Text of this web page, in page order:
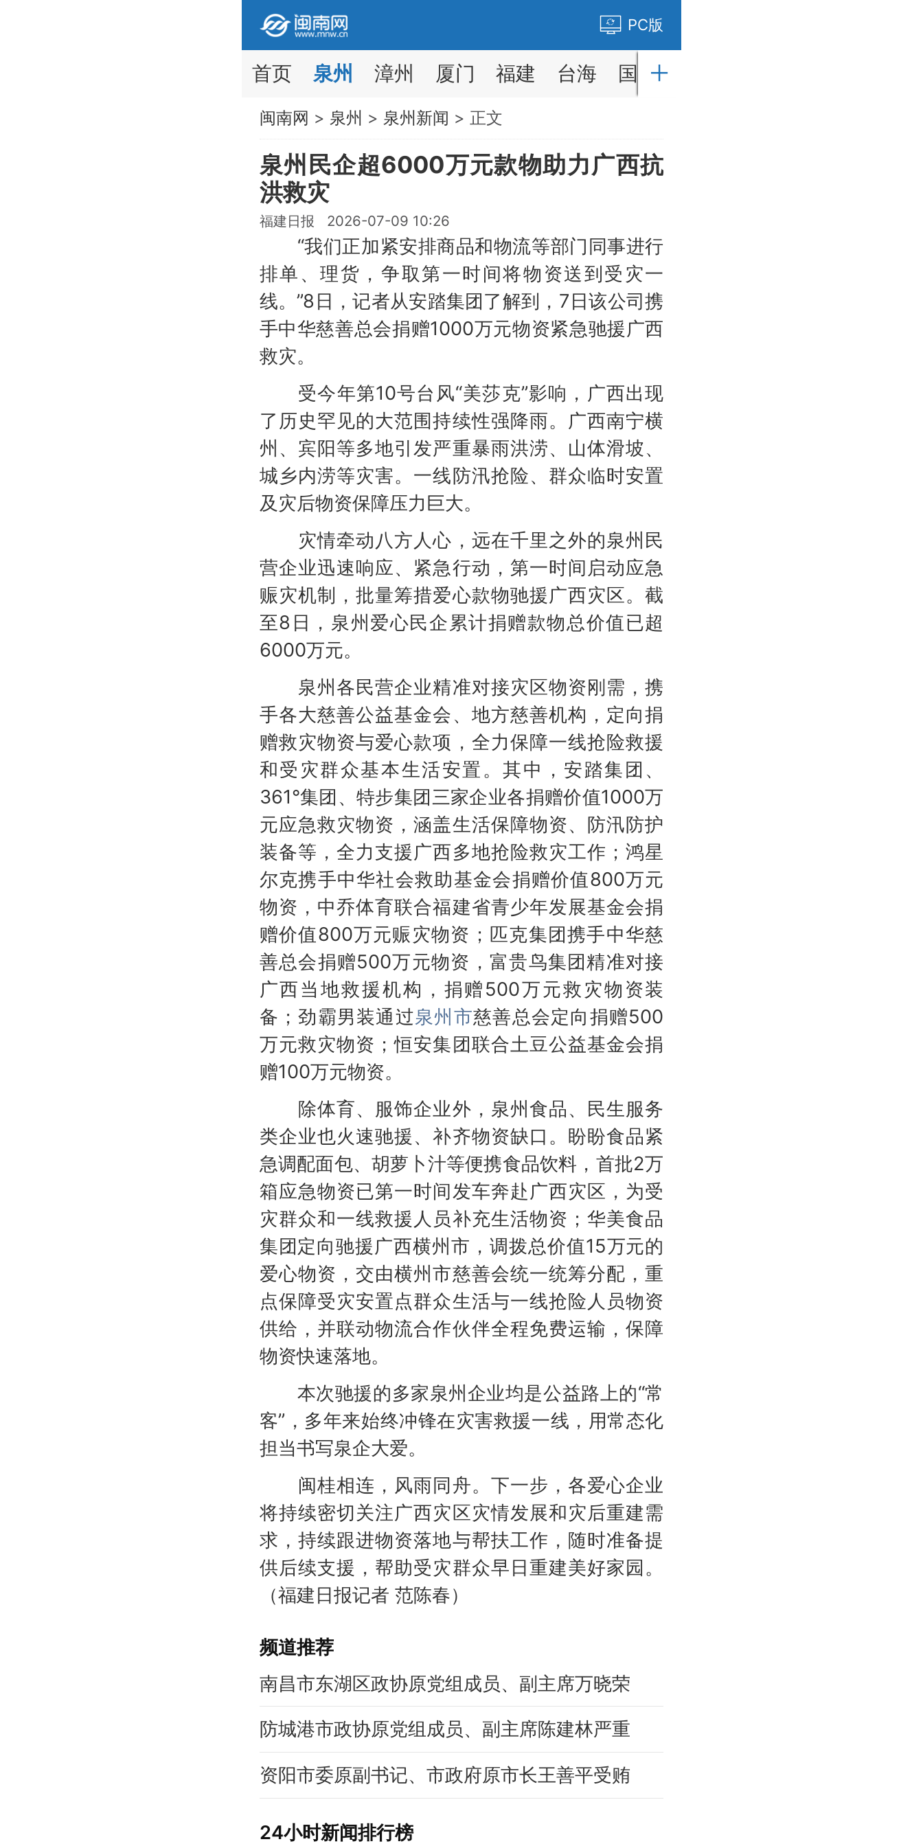
PC版
首页 泉州 漳州 厦门 福建 台海 国内
闽南网 > 泉州 > 泉州新闻 > 正文
泉州民企超6000万元款物助力广西抗
洪救灾
福建日报 2026-07-09 10:26
“我们正加紧安排商品和物流等部门同事进行
排单、理货，争取第一时间将物资送到受灾一
线。”8日，记者从安踏集团了解到，7日该公司携
手中华慈善总会捐赠1000万元物资紧急驰援广西
救灾。
受今年第10号台风“美莎克”影响，广西出现
了历史罕见的大范围持续性强降雨。广西南宁横
州、宾阳等多地引发严重暴雨洪涝、山体滑坡、
城乡内涝等灾害。一线防汛抢险、群众临时安置
及灾后物资保障压力巨大。
灾情牵动八方人心，远在千里之外的泉州民
营企业迅速响应、紧急行动，第一时间启动应急
赈灾机制，批量筹措爱心款物驰援广西灾区。截
至8日，泉州爱心民企累计捐赠款物总价值已超
6000万元。
泉州各民营企业精准对接灾区物资刚需，携
手各大慈善公益基金会、地方慈善机构，定向捐
赠救灾物资与爱心款项，全力保障一线抢险救援
和受灾群众基本生活安置。其中，安踏集团、
361°集团、特步集团三家企业各捐赠价值1000万
元应急救灾物资，涵盖生活保障物资、防汛防护
装备等，全力支援广西多地抢险救灾工作；鸿星
尔克携手中华社会救助基金会捐赠价值800万元
物资，中乔体育联合福建省青少年发展基金会捐
赠价值800万元赈灾物资；匹克集团携手中华慈
善总会捐赠500万元物资，富贵鸟集团精准对接
广西当地救援机构，捐赠500万元救灾物资装
备；劲霸男装通过泉州市慈善总会定向捐赠500
万元救灾物资；恒安集团联合土豆公益基金会捐
赠100万元物资。
除体育、服饰企业外，泉州食品、民生服务
类企业也火速驰援、补齐物资缺口。盼盼食品紧
急调配面包、胡萝卜汁等便携食品饮料，首批2万
箱应急物资已第一时间发车奔赴广西灾区，为受
灾群众和一线救援人员补充生活物资；华美食品
集团定向驰援广西横州市，调拨总价值15万元的
爱心物资，交由横州市慈善会统一统筹分配，重
点保障受灾安置点群众生活与一线抢险人员物资
供给，并联动物流合作伙伴全程免费运输，保障
物资快速落地。
本次驰援的多家泉州企业均是公益路上的“常
客”，多年来始终冲锋在灾害救援一线，用常态化
担当书写泉企大爱。
闽桂相连，风雨同舟。下一步，各爱心企业
将持续密切关注广西灾区灾情发展和灾后重建需
求，持续跟进物资落地与帮扶工作，随时准备提
供后续支援，帮助受灾群众早日重建美好家园。
（福建日报记者 范陈春）
频道推荐
南昌市东湖区政协原党组成员、副主席万晓荣
防城港市政协原党组成员、副主席陈建林严重
资阳市委原副书记、市政府原市长王善平受贿
24小时新闻排行榜